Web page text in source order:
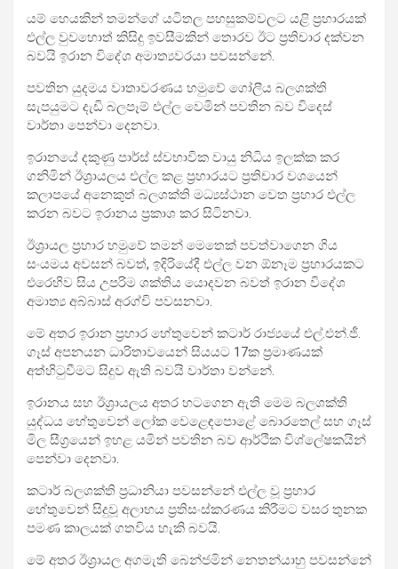
යම් හෙයකින් තමන්ගේ යටිතල පහසුකම්වලට යළි ප්‍රහාරයක්
එල්ල වුවහොත් කිසිදු ඉවසීමකින් තොරව ඊට ප්‍රතිචාර දක්වන
බවයි ඉරාන විදේශ අමාත්‍යවරයා පවසන්නේ.
පවතින යුදමය වාතාවරණය හමුවේ ගෝලීය බලශක්ති
සැපයුමට දැඩි බලපෑම් එල්ල වෙමින් පවතින බව විදෙස්
වාර්තා පෙන්වා දෙනවා.
ඉරානයේ දකුණු පාර්ස් ස්වභාවික වායු නිධිය ඉලක්ක කර
ගනිමින් ඊශ්‍රායලය එල්ල කළ ප්‍රහාරයට ප්‍රතිචාර වශයෙන්
කලාපයේ අනෙකුත් බලශක්ති මධ්‍යස්ථාන වෙත ප්‍රහාර එල්ල
කරන බවට ඉරානය ප්‍රකාශ කර සිටිනවා.
ඊශ්‍රායල ප්‍රහාර හමුවේ තමන් මෙතෙක් පවත්වාගෙන ගිය
සංයමය අවසන් බවත්, ඉදිරියේදී එල්ල වන ඕනෑම ප්‍රහාරයකට
එරෙහිව සිය උපරිම ශක්තිය යොදවන බවත් ඉරාන විදේශ
අමාත්‍ය අබ්බාස් අරග්චි පවසනවා.
මේ අතර ඉරාන ප්‍රහාර හේතුවෙන් කටාර් රාජ්‍යයේ එල්.එන්.ජී.
ගෑස් අපනයන ධාරිතාවයෙන් සියයට 17ක ප්‍රමාණයක්
අත්හිටුවීමට සිදුව ඇති බවයි වාර්තා වන්නේ.
ඉරානය සහ ඊශ්‍රායලය අතර හටගෙන ඇති මෙම බලශක්ති
යුද්ධය හේතුවෙන් ලෝක වෙළෙඳපොළේ බොරතෙල් සහ ගෑස්
මිල සීග්‍රයෙන් ඉහළ යමින් පවතින බව ආර්ථික විශ්ලේෂකයින්
පෙන්වා දෙනවා.
කටාර් බලශක්ති ප්‍රධානියා පවසන්නේ එල්ල වූ ප්‍රහාර
හේතුවෙන් සිදුවූ අලාභය ප්‍රතිසංස්කරණය කිරීමට වසර තුනක
පමණ කාලයක් ගතවිය හැකි බවයි.
මේ අතර ඊශ්‍රායල අගමැති බෙන්ජමින් නෙතන්යාහු පවසන්නේ